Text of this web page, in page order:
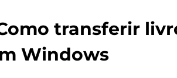
transferir
Windows